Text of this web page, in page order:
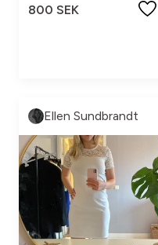
800 SEK
Ellen Sundbrandt